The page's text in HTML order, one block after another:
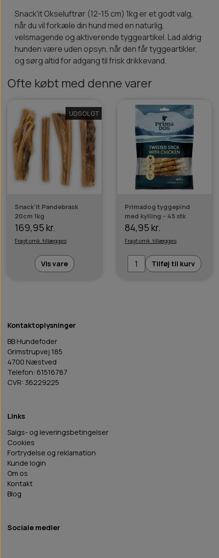
Snack'it Okseluftrør (12-15 cm) 1kg er et godt valg,
når du vil forkæle din hund med en naturlig,
velsmagende og aktiverende tyggeartikel. Lad aldrig
hunden være uden opsyn, når den får tyggeartikler,
og sørg altid for adgang til frisk drikkevand.
Ofte købt med denne varer
UDSOLGT
Snack'it Pandebrask
20cm 1kg
169,95 kr.
Fragt omk. tillægges
Vis vare
Primadog tyggepind
med kylling - 45 stk
84,95 kr.
Fragt omk. tillægges
Tilføj til kurv
Kontaktoplysninger
BB Hundefoder
Grimstrupvej 185
4700 Næstved
Telefon: 61516787
CVR: 36229225
Links
Salgs- og leveringsbetingelser
Cookies
Fortrydelse og reklamation
Kunde login
Om os
Kontakt
Blog
Sociale medier